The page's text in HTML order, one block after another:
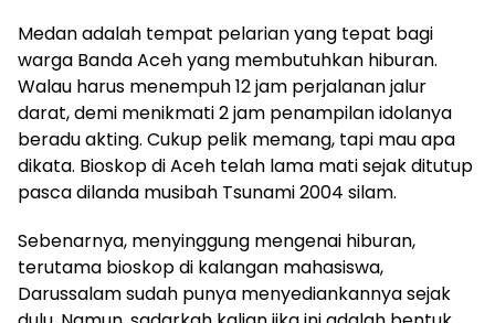
Medan adalah tempat pelarian yang tepat bagi
warga Banda Aceh yang membutuhkan hiburan.
Walau harus menempuh 12 jam perjalanan jalur
darat, demi menikmati 2 jam penampilan idolanya
beradu akting. Cukup pelik memang, tapi mau apa
dikata. Bioskop di Aceh telah lama mati sejak ditutup
pasca dilanda musibah Tsunami 2004 silam.
Sebenarnya, menyinggung mengenai hiburan,
terutama bioskop di kalangan mahasiswa,
Darussalam sudah punya menyediankannya sejak